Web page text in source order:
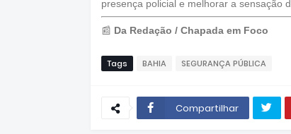
presença policial e melhorar a sensação
📰 Da Redação / Chapada em Foco
Tags BAHIA SEGURANÇA PÚBLICA
Compartilhar